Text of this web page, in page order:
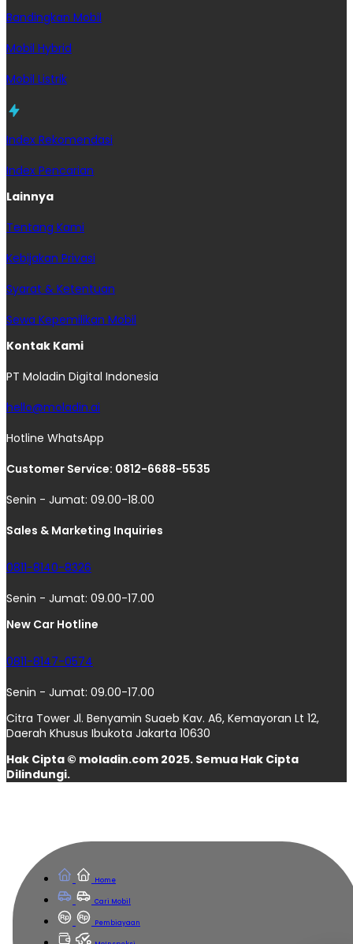
Home
Cari Mobil
Pembiayaan
Bandingkan Mobil
Mobil Hybrid
Mobil Listrik
Index Rekomendasi
Index Pencarian
Lainnya
Tentang Kami
Kebijakan Privasi
Syarat & Ketentuan
Sewa Kepemilikan Mobil
Kontak Kami
PT Moladin Digital Indonesia
hello@moladin.ai
Hotline WhatsApp
Customer Service: 0812-6688-5535
Senin - Jumat: 09.00-18.00
Sales & Marketing Inquiries
0811-8140-8326
Senin - Jumat: 09.00-17.00
New Car Hotline
0811-8147-0574
Senin - Jumat: 09.00-17.00
Citra Tower Jl. Benyamin Suaeb Kav. A6, Kemayoran Lt 12,
Daerah Khusus Ibukota Jakarta 10630
Hak Cipta © moladin.com 2025. Semua Hak Cipta
Dilindungi.